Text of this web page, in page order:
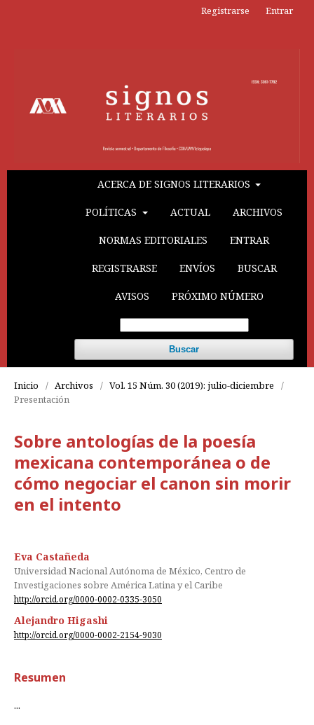
ACERCA DE SIGNOS LITERARIOS
POLÍTICAS ACTUAL ARCHIVOS
NORMAS EDITORIALES ENTRAR
REGISTRARSE ENVÍOS BUSCAR
AVISOS PRÓXIMO NÚMERO
Buscar
Registrarse Entrar
Inicio / Archivos / Vol. 15 Núm. 30 (2019): julio-diciembre
/
Presentación
Sobre antologías de la poesía
mexicana contemporánea o de
cómo negociar el canon sin morir
en el intento
Eva Castañeda
Universidad Nacional Autónoma de México, Centro de
Investigaciones sobre América Latina y el Caribe
http://orcid.org/0000-0002-0335-3050
Alejandro Higashi
http://orcid.org/0000-0002-2154-9030
Resumen
...